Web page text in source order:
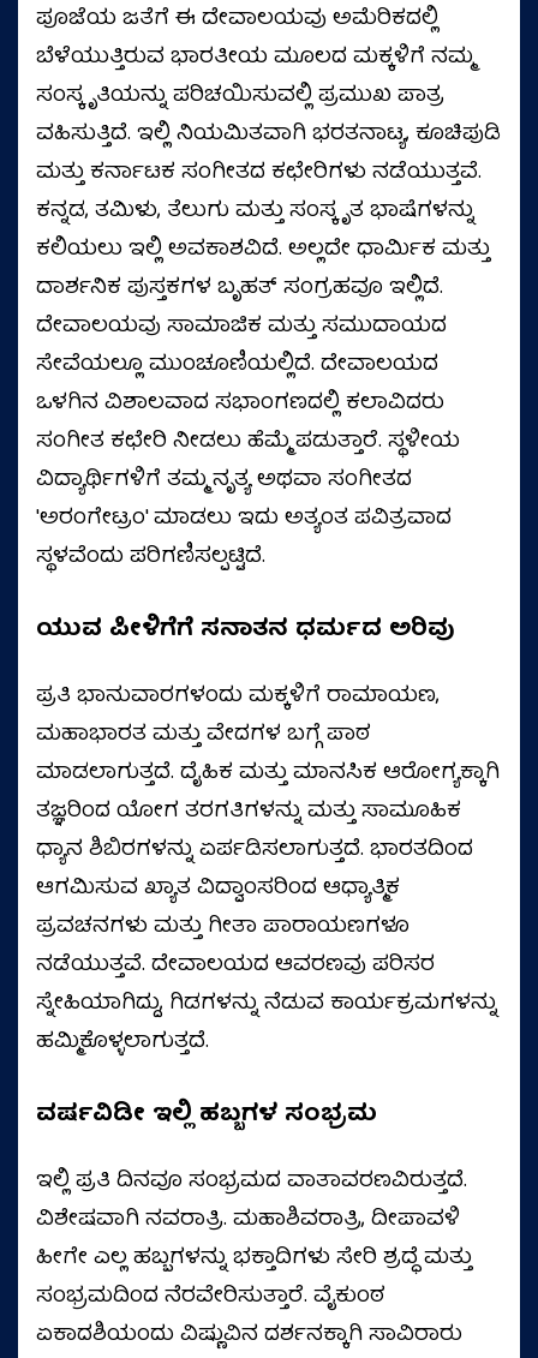
ಪೂಜೆಯ ಜತೆಗೆ ಈ ದೇವಾಲಯವು ಅಮೆರಿಕದಲ್ಲಿ
ಬೆಳೆಯುತ್ತಿರುವ ಭಾರತೀಯ ಮೂಲದ ಮಕ್ಕಳಿಗೆ ನಮ್ಮ
ಸಂಸ್ಕೃತಿಯನ್ನು ಪರಿಚಯಿಸುವಲ್ಲಿ ಪ್ರಮುಖ ಪಾತ್ರ
ವಹಿಸುತ್ತಿದೆ. ಇಲ್ಲಿ ನಿಯಮಿತವಾಗಿ ಭರತನಾಟ್ಯ, ಕೂಚಿಪುಡಿ
ಮತ್ತು ಕರ್ನಾಟಕ ಸಂಗೀತದ ಕಛೇರಿಗಳು ನಡೆಯುತ್ತವೆ.
ಕನ್ನಡ, ತಮಿಳು, ತೆಲುಗು ಮತ್ತು ಸಂಸ್ಕೃತ ಭಾಷೆಗಳನ್ನು
ಕಲಿಯಲು ಇಲ್ಲಿ ಅವಕಾಶವಿದೆ. ಅಲ್ಲದೇ ಧಾರ್ಮಿಕ ಮತ್ತು
ದಾರ್ಶನಿಕ ಪುಸ್ತಕಗಳ ಬೃಹತ್ ಸಂಗ್ರಹವೂ ಇಲ್ಲಿದೆ.
ದೇವಾಲಯವು ಸಾಮಾಜಿಕ ಮತ್ತು ಸಮುದಾಯದ
ಸೇವೆಯಲ್ಲೂ ಮುಂಚೂಣಿಯಲ್ಲಿದೆ. ದೇವಾಲಯದ
ಒಳಗಿನ ವಿಶಾಲವಾದ ಸಭಾಂಗಣದಲ್ಲಿ ಕಲಾವಿದರು
ಸಂಗೀತ ಕಛೇರಿ ನೀಡಲು ಹೆಮ್ಮೆ ಪಡುತ್ತಾರೆ. ಸ್ಥಳೀಯ
ವಿದ್ಯಾರ್ಥಿಗಳಿಗೆ ತಮ್ಮ ನೃತ್ಯ ಅಥವಾ ಸಂಗೀತದ
'ಅರಂಗೇಟ್ರಂ' ಮಾಡಲು ಇದು ಅತ್ಯಂತ ಪವಿತ್ರವಾದ
ಸ್ಥಳವೆಂದು ಪರಿಗಣಿಸಲ್ಪಟ್ಟಿದೆ.
ಯುವ ಪೀಳಿಗೆಗೆ ಸನಾತನ ಧರ್ಮದ ಅರಿವು
ಪ್ರತಿ ಭಾನುವಾರಗಳಂದು ಮಕ್ಕಳಿಗೆ ರಾಮಾಯಣ,
ಮಹಾಭಾರತ ಮತ್ತು ವೇದಗಳ ಬಗ್ಗೆ ಪಾಠ
ಮಾಡಲಾಗುತ್ತದೆ. ದೈಹಿಕ ಮತ್ತು ಮಾನಸಿಕ ಆರೋಗ್ಯಕ್ಕಾಗಿ
ತಜ್ಞರಿಂದ ಯೋಗ ತರಗತಿಗಳನ್ನು ಮತ್ತು ಸಾಮೂಹಿಕ
ಧ್ಯಾನ ಶಿಬಿರಗಳನ್ನು ಏರ್ಪಡಿಸಲಾಗುತ್ತದೆ. ಭಾರತದಿಂದ
ಆಗಮಿಸುವ ಖ್ಯಾತ ವಿದ್ವಾಂಸರಿಂದ ಆಧ್ಯಾತ್ಮಿಕ
ಪ್ರವಚನಗಳು ಮತ್ತು ಗೀತಾ ಪಾರಾಯಣಗಳೂ
ನಡೆಯುತ್ತವೆ. ದೇವಾಲಯದ ಆವರಣವು ಪರಿಸರ
ಸ್ನೇಹಿಯಾಗಿದ್ದು, ಗಿಡಗಳನ್ನು ನೆಡುವ ಕಾರ್ಯಕ್ರಮಗಳನ್ನು
ಹಮ್ಮಿಕೊಳ್ಳಲಾಗುತ್ತದೆ.
ವರ್ಷವಿಡೀ ಇಲ್ಲಿ ಹಬ್ಬಗಳ ಸಂಭ್ರಮ
ಇಲ್ಲಿ ಪ್ರತಿ ದಿನವೂ ಸಂಭ್ರಮದ ವಾತಾವರಣವಿರುತ್ತದೆ.
ವಿಶೇಷವಾಗಿ ನವರಾತ್ರಿ. ಮಹಾಶಿವರಾತ್ರಿ, ದೀಪಾವಳಿ
ಹೀಗೇ ಎಲ್ಲ ಹಬ್ಬಗಳನ್ನು ಭಕ್ತಾದಿಗಳು ಸೇರಿ ಶ್ರದ್ಧೆ ಮತ್ತು
ಸಂಭ್ರಮದಿಂದ ನೆರವೇರಿಸುತ್ತಾರೆ. ವೈಕುಂಠ
ಏಕಾದಶಿಯಂದು ವಿಷ್ಣುವಿನ ದರ್ಶನಕ್ಕಾಗಿ ಸಾವಿರಾರು